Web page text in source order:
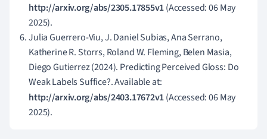
http://arxiv.org/abs/2305.17855v1(Accessed: 06 May
2025).
Julia Guerrero-Viu, J. Daniel Subias, Ana Serrano,
Katherine R. Storrs, Roland W. Fleming, Belen Masia,
Diego Gutierrez (2024). Predicting Perceived Gloss: Do
Weak Labels Suffice?. Available at:
http://arxiv.org/abs/2403.17672v1(Accessed: 06 May
2025).